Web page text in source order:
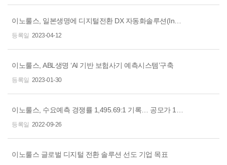
2023-04-12
이노룰스, ABL생명 ‘AI 기반 보험사기 예측시스템’구축
2023-01-30
2022-09-26
이노룰스 글로벌 디지털 전환 솔루션 선도 기업 목표